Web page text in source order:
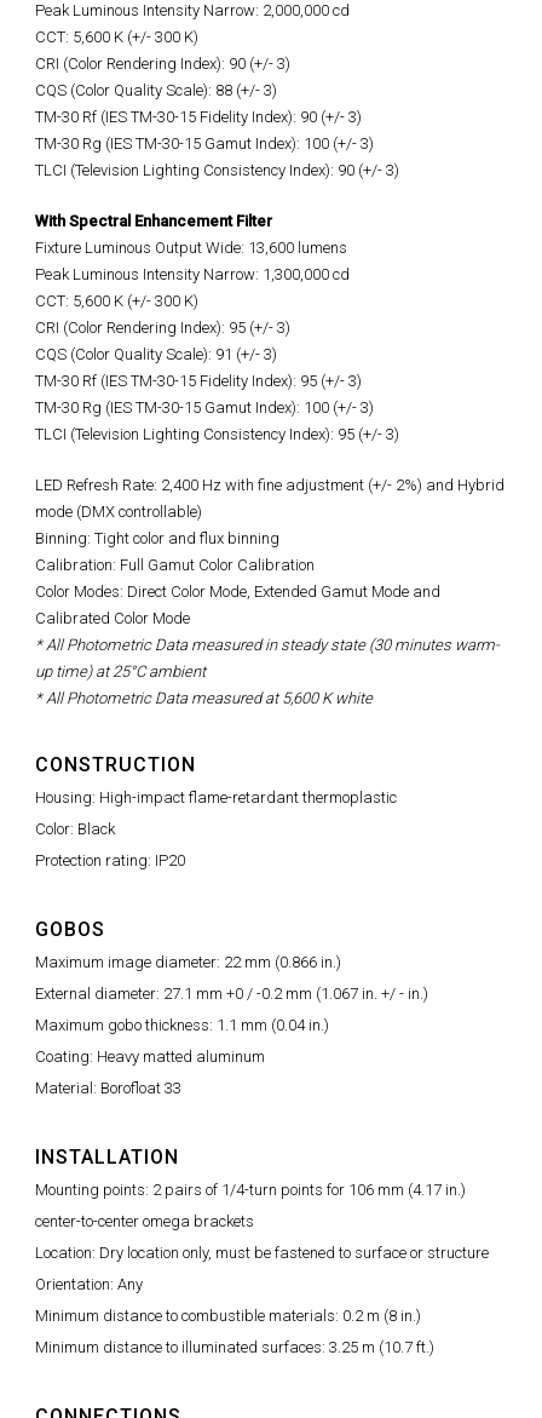
Peak Luminous Intensity Narrow: 2,000,000 cd
CCT: 5,600 K (+/- 300 K)
CRI (Color Rendering Index): 90 (+/- 3)
CQS (Color Quality Scale): 88 (+/- 3)
TM-30 Rf (IES TM-30-15 Fidelity Index): 90 (+/- 3)
TM-30 Rg (IES TM-30-15 Gamut Index): 100 (+/- 3)
TLCI (Television Lighting Consistency Index): 90 (+/- 3)
With Spectral Enhancement Filter
Fixture Luminous Output Wide: 13,600 lumens
Peak Luminous Intensity Narrow: 1,300,000 cd
CCT: 5,600 K (+/- 300 K)
CRI (Color Rendering Index): 95 (+/- 3)
CQS (Color Quality Scale): 91 (+/- 3)
TM-30 Rf (IES TM-30-15 Fidelity Index): 95 (+/- 3)
TM-30 Rg (IES TM-30-15 Gamut Index): 100 (+/- 3)
TLCI (Television Lighting Consistency Index): 95 (+/- 3)
LED Refresh Rate: 2,400 Hz with fine adjustment (+/- 2%) and Hybrid
mode (DMX controllable)
Binning: Tight color and flux binning
Calibration: Full Gamut Color Calibration
Color Modes: Direct Color Mode, Extended Gamut Mode and
Calibrated Color Mode
* All Photometric Data measured in steady state (30 minutes warm-
up time) at 25°C ambient
* All Photometric Data measured at 5,600 K white
CONSTRUCTION
Housing: High-impact flame-retardant thermoplastic
Color: Black
Protection rating: IP20
GOBOS
Maximum image diameter: 22 mm (0.866 in.)
External diameter: 27.1 mm +0 / -0.2 mm (1.067 in. +/ - in.)
Maximum gobo thickness: 1.1 mm (0.04 in.)
Coating: Heavy matted aluminum
Material: Borofloat 33
INSTALLATION
Mounting points: 2 pairs of 1/4-turn points for 106 mm (4.17 in.)
center-to-center omega brackets
Location: Dry location only, must be fastened to surface or structure
Orientation: Any
Minimum distance to combustible materials: 0.2 m (8 in.)
Minimum distance to illuminated surfaces: 3.25 m (10.7 ft.)